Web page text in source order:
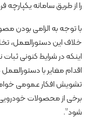
را از طریق سامانه
با توجه به الزامی بودن
خلاف این دستورالعمل،
اینکه در شرایط کنونی ثبات
اقدام مغایر با
تشویش افکار عمومی
برخی از محصولات خودرویی
شود”.